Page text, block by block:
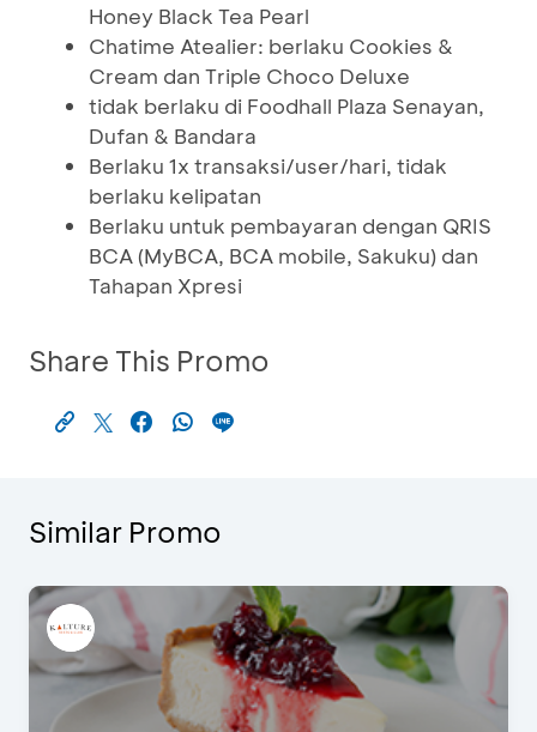
Honey Black Tea Pearl
Chatime Atealier: berlaku Cookies &
Cream dan Triple Choco Deluxe
tidak berlaku di Foodhall Plaza Senayan,
Dufan & Bandara
Berlaku 1x transaksi/user/hari, tidak
berlaku kelipatan
Berlaku untuk pembayaran dengan QRIS
BCA (MyBCA, BCA mobile, Sakuku) dan
Tahapan Xpresi
Share This Promo
Similar Promo